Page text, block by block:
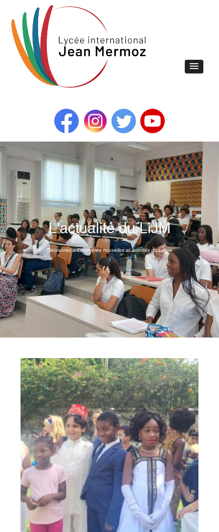
L'actualité du LiJM
Découvrez les dernières nouvelles et activités du Lycée